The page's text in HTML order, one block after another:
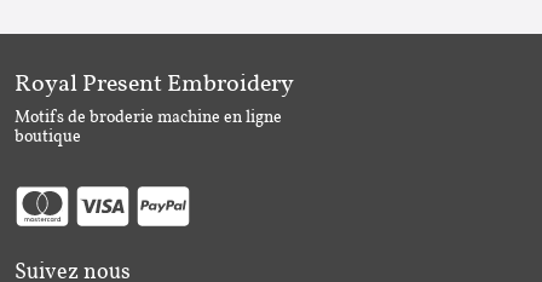
Royal Present Embroidery
Motifs de broderie machine en ligne
boutique
Suivez nous